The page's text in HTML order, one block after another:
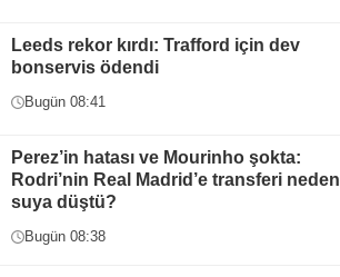
Leeds rekor kırdı: Trafford için dev
bonservis ödendi
Bugün 08:41
Perez’in hatası ve Mourinho şokta:
Rodri’nin Real Madrid’e transferi neden
suya düştü?
Bugün 08:38